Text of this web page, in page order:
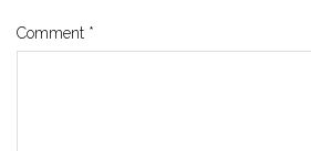
Comment *